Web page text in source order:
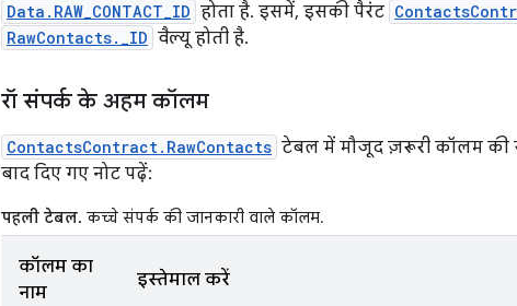
Data.RAW_CONTACT_ID होता है. इसमें, इसकी पैरंट
RawContacts._ID वैल्यू होती है.
रॉ संपर्क के अहम कॉलम
ContactsContract.RawContacts टेबल में मौजूद ज़रूरी कॉलम की
बाद दिए गए नोट पढ़ें:
पहली टेबल. कच्चे संपर्क की जानकारी वाले कॉलम.
कॉलम का
नाम
इस्तेमाल करें